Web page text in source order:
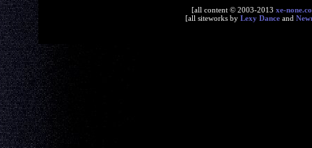
[all content © 2003-2013 xe-
[all siteworks by Lexy Danceand